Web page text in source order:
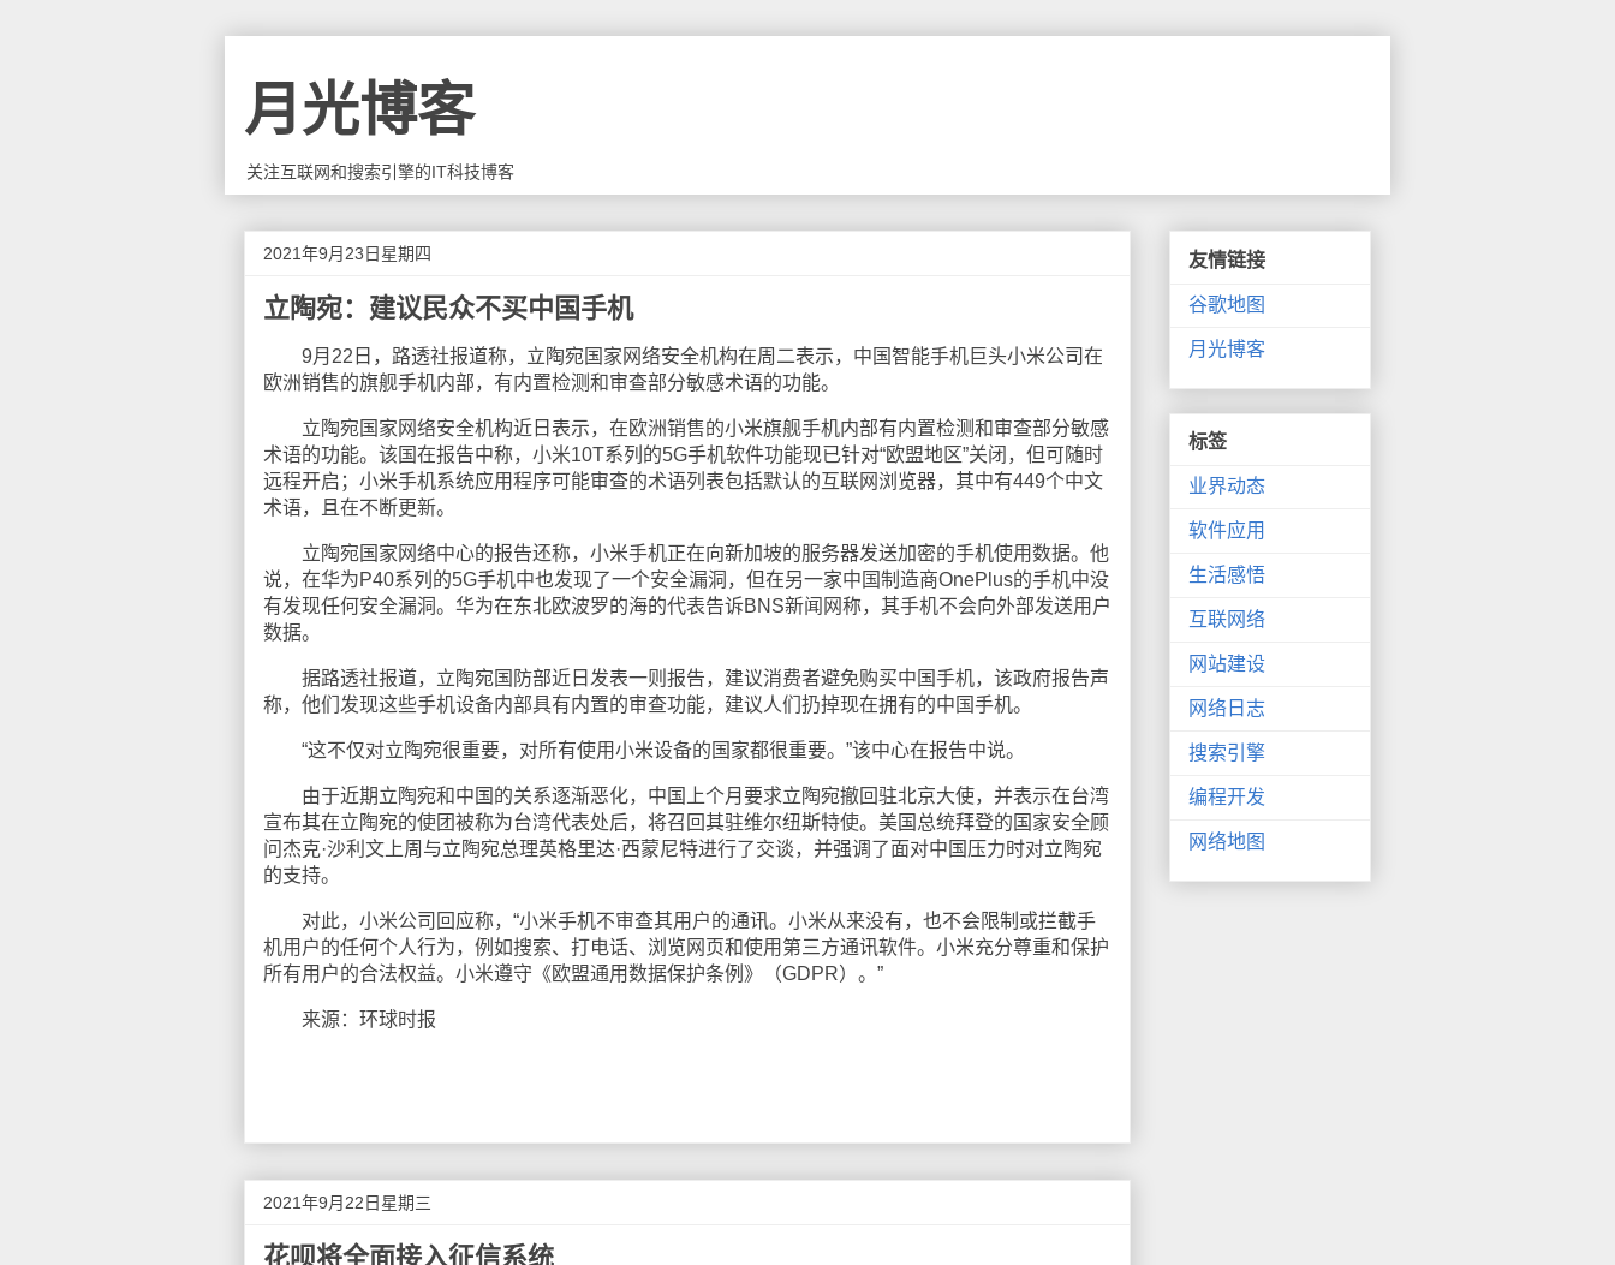
月光博客
关注互联网和搜索引擎的IT科技博客
2021年9月23日星期四
立陶宛：建议民众不买中国手机
9月22日，路透社报道称，立陶宛国家网络安全机构在周二表示，中国智能手机巨头小米公司在
欧洲销售的旗舰手机内部，有内置检测和审查部分敏感术语的功能。
立陶宛国家网络安全机构近日表示，在欧洲销售的小米旗舰手机内部有内置检测和审查部分敏感
术语的功能。该国在报告中称，小米10T系列的5G手机软件功能现已针对“欧盟地区”关闭，但可随时
远程开启；小米手机系统应用程序可能审查的术语列表包括默认的互联网浏览器，其中有449个中文
术语，且在不断更新。
立陶宛国家网络中心的报告还称，小米手机正在向新加坡的服务器发送加密的手机使用数据。他
说，在华为P40系列的5G手机中也发现了一个安全漏洞，但在另一家中国制造商OnePlus的手机中没
有发现任何安全漏洞。华为在东北欧波罗的海的代表告诉BNS新闻网称，其手机不会向外部发送用户
数据。
据路透社报道，立陶宛国防部近日发表一则报告，建议消费者避免购买中国手机，该政府报告声
称，他们发现这些手机设备内部具有内置的审查功能，建议人们扔掉现在拥有的中国手机。
“这不仅对立陶宛很重要，对所有使用小米设备的国家都很重要。”该中心在报告中说。
由于近期立陶宛和中国的关系逐渐恶化，中国上个月要求立陶宛撤回驻北京大使，并表示在台湾
宣布其在立陶宛的使团被称为台湾代表处后，将召回其驻维尔纽斯特使。美国总统拜登的国家安全顾
问杰克·沙利文上周与立陶宛总理英格里达·西蒙尼特进行了交谈，并强调了面对中国压力时对立陶宛
的支持。
对此，小米公司回应称，“小米手机不审查其用户的通讯。小米从来没有，也不会限制或拦截手
机用户的任何个人行为，例如搜索、打电话、浏览网页和使用第三方通讯软件。小米充分尊重和保护
所有用户的合法权益。小米遵守《欧盟通用数据保护条例》（GDPR）。”
来源：环球时报
2021年9月22日星期三
花呗将全面接入征信系统
友情链接
谷歌地图
月光博客
标签
业界动态
软件应用
生活感悟
互联网络
网站建设
网络日志
搜索引擎
编程开发
网络地图